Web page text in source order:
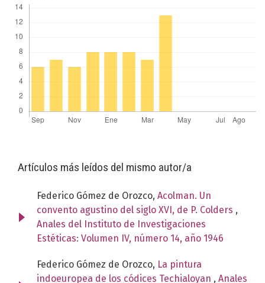
Artículos más leídos del mismo autor/a
Federico Gómez de Orozco, Acolman. Un
convento agustino del siglo XVI, de P. Colders ,
Anales del Instituto de Investigaciones
Estéticas: Volumen IV, número 14, año 1946
Federico Gómez de Orozco, La pintura
indoeuropea de los códices Techialoyan , Anales